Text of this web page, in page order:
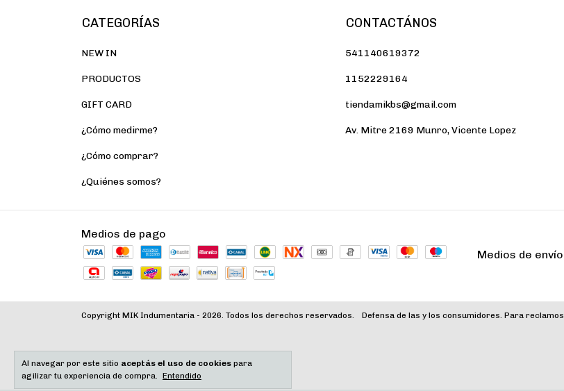
Al navegar por este sitio aceptás el uso de cookies para
agilizar tu experiencia de compra. Entendido
CATEGORÍAS
NEW IN
PRODUCTOS
GIFT CARD
¿Cómo medirme?
¿Cómo comprar?
¿Quiénes somos?
CONTACTÁNOS
541140619372
1152229164
tiendamikbs@gmail.com
Av. Mitre 2169 Munro, Vicente Lopez
Medios de pago
Medios de envío
Copyright MIK Indumentaria - 2026. Todos los derechos reservados. Defensa de las y los consumidores. Para reclamos